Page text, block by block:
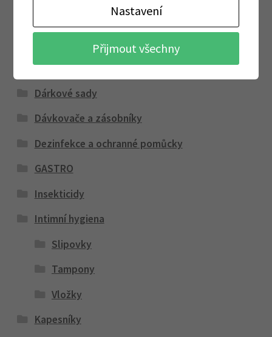
Alobaly, pečící papíry, sáčky, folie
Cormen
Dárkové sady
Dávkovače a zásobníky
Dezinfekce a ochranné pomůcky
GASTRO
Insekticidy
Intimní hygiena
Slipovky
Tampony
Vložky
Kapesníky
Nastavení
Přijmout všechny